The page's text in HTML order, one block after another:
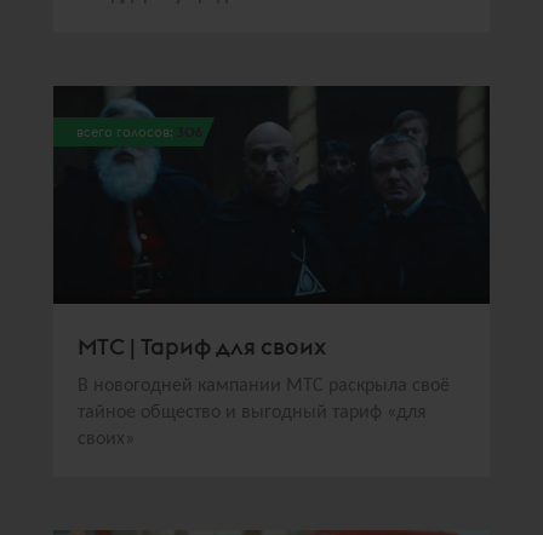
всего голосов: 306
МТС | Тариф для своих
В новогодней кампании МТС раскрыла своё
тайное общество и выгодный тариф «для
своих»